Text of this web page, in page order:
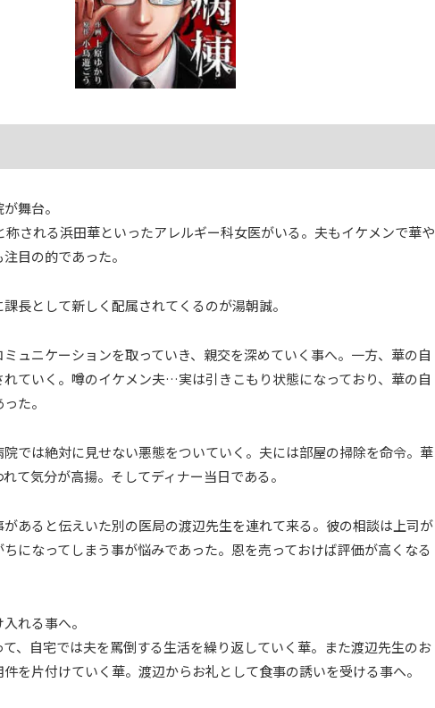
舞台。
称される浜田華といったアレルギー科女医がいる。夫もイケメンで華や
目の的であった。
長として新しく配属されてくるのが湯朝誠。
ュニケーションを取っていき、親交を深めていく事へ。一方、華の自
ていく。噂のイケメン夫…実は引きこもり状態になっており、華の自
た。
では絶対に見せない悪態をついていく。夫には部屋の掃除を命令。華
て気分が高揚。そしてディナー当日である。
あると伝えいた別の医局の渡辺先生を連れて来る。彼の相談は上司が
になってしまう事が悩みであった。恩を売っておけば評価が高くなる
れる事へ。
、自宅では夫を罵倒する生活を繰り返していく華。また渡辺先生のお
を片付けていく華。渡辺からお礼として食事の誘いを受ける事へ。